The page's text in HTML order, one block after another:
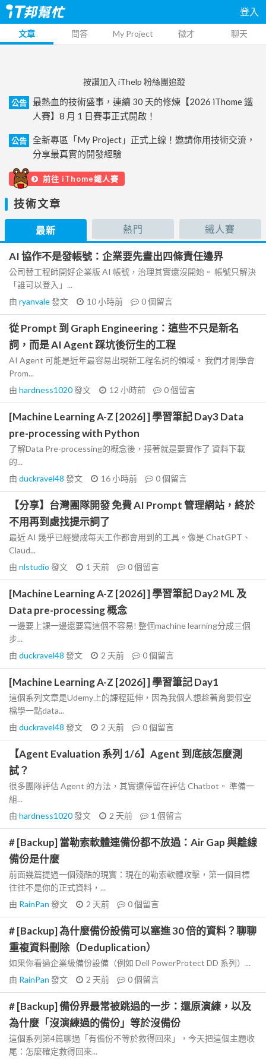
登入
文章 問答 My Project 徵才 聊天
按讚加入 iThelp 粉絲團追蹤
公告
最熱血的技術盛事，連續 30 天的修煉【2026 iThome 鐵
人賽】8 月 1 日賽事正式開啟！
公告
全新專區「My Project」正式上線！邀請你用技術交流，
分享最真實的開發經驗
前往 iThome鐵人賽
技術文章
最新 熱門 鐵人賽
AI 協作不是發帳號：企業要先畫出四條責任邊界
公司替工程師開好企業版 AI 帳號，治理其實還沒開始。 帳號只解決
「誰可以登入」...
由 ryanvale發文 10 小時前 0個留言
從 Prompt 到 Graph Engineering：這些不只是新名
詞，而是 AI Agent 踩坑後衍生的工程
AI Agent 可能是近年最容易出現新工程名詞的領域。 我們才剛學會
Prom...
由 hardness1020發文 12 小時前 0個留言
[Machine Learning A-Z [2026] ] 學習筆記 Day3 Data
pre-processing with Python
了解Data Pre-processing的概念後，接著就是要實作了 資料下載
的...
由 duckravel48 發文 16 小時前 0個留言
【分享】台灣團隊開發 免費 AI Prompt 管理網站，終於
不用再到處找提示詞了
最近 AI 幾乎已經變成每天工作都會用到的工具。像是 ChatGPT、
Claud...
由 nlstudio 發文 1 天前 0個留言
[Machine Learning A-Z [2026] ] 學習筆記 Day2 ML 及
Data pre-processing 概念
一邊要上課一邊還要寫這個不容易! 整個machine learning分成三個
步...
由 duckravel48 發文 2 天前 0個留言
[Machine Learning A-Z [2026] ] 學習筆記 Day1
這個系列文章是Udemy上的課程延伸，因為我個人想趁著育嬰假空
檔學一點data...
由 duckravel48 發文 2 天前 0個留言
【Agent Evaluation 系列 1/6】Agent 到底該怎麼測
試？
很多團隊評估 Agent 的方法，其實還停留在評估 Chatbot。 準備一
組...
由 hardness1020發文 2 天前 1 個留言
# [Backup] 當勒索軟體連備份都不放過：Air Gap 與離線
備份是什麼
前面幾篇提過一個殘酷的現實：現在的勒索軟體攻擊，第一個目標
往往不是你的正式資料，...
由 RainPan 發文 2 天前 0個留言
# [Backup] 為什麼備份設備可以塞進 30 倍的資料？聊聊
重複資料刪除（Deduplication）
如果你看過企業級備份設備（例如 Dell PowerProtect DD 系列）...
由 RainPan 發文 2 天前 0個留言
# [Backup] 備份界最常被跳過的一步：還原演練，以及
為什麼「沒演練過的備份」等於沒備份
這個系列第4篇聊過「有備份不等於救得回來」，今天把這個主題收
尾：怎麼確定救得回來...